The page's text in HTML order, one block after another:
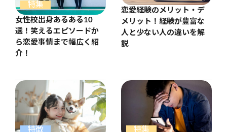
特集
女性校出身あるある10
選！笑えるエピソードか
ら恋愛事情まで幅広く紹
介！
恋愛経験のメリット・デ
メリット！経験が豊富な
人と少ない人の違いを解
説
特徴 特集